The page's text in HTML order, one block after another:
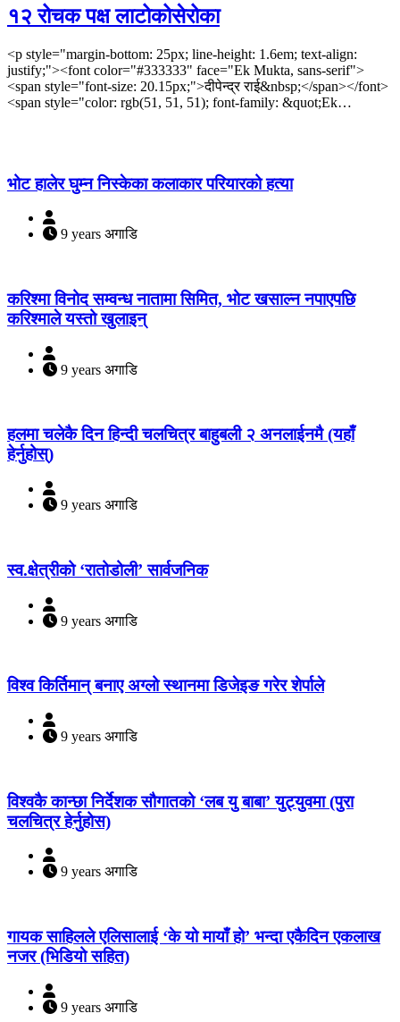
१२ रोचक पक्ष लाटोकोसेरोका
<p style="margin-bottom: 25px; line-height: 1.6em; text-align:
justify;"><font color="#333333" face="Ek Mukta, sans-serif">
<span style="font-size: 20.15px;">दीपेन्द्र राई&nbsp;</span></font>
<span style="color: rgb(51, 51, 51); font-family: &quot;Ek…
भोट हालेर घुम्न निस्केका कलाकार परियारको हत्या
9 years अगाडि
करिश्मा विनोद सम्वन्ध नातामा सिमित, भोट खसाल्न नपाएपछि
करिश्माले यस्तो खुलाइन्
9 years अगाडि
हलमा चलेकै दिन हिन्दी चलचित्र बाहुबली २ अनलाईनमै (यहाँ
हेर्नुहोस्)
9 years अगाडि
स्व.क्षेत्रीको ‘रातोडोली’ सार्वजनिक
9 years अगाडि
विश्व किर्तिमान् बनाए अग्लो स्थानमा डिजेइङ गरेर शेर्पाले
9 years अगाडि
विश्वकै कान्छा निर्देशक सौगातको ‘लब यु बाबा’ युट्युवमा (पुरा
चलचित्र हेर्नुहोस)
9 years अगाडि
गायक साहिलले एलिसालाई ‘के यो मायाँ हो’ भन्दा एकैदिन एकलाख
नजर (भिडियो सहित)
9 years अगाडि